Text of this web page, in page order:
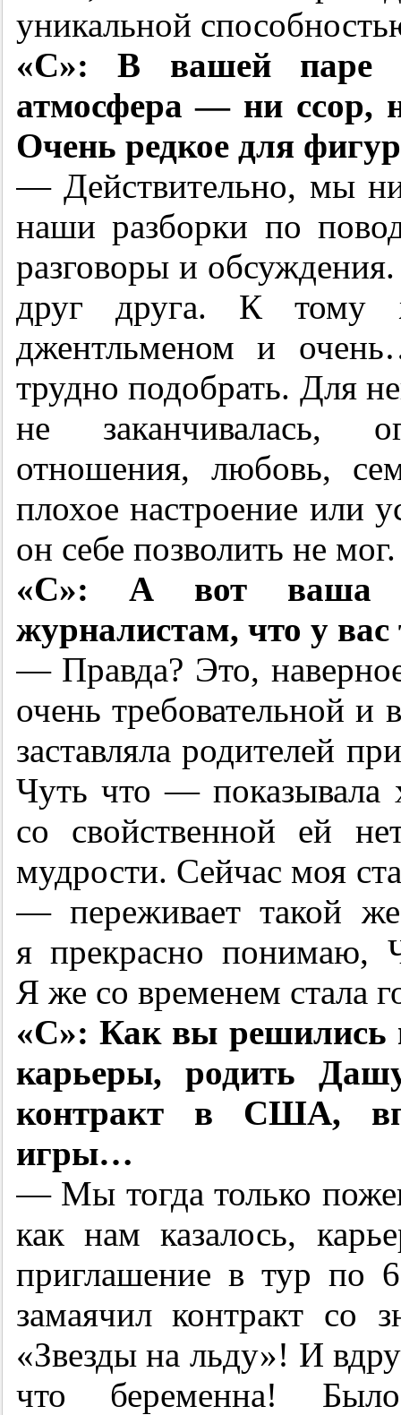
уникальной
«С»: В вашей паре
атмосфера — ни ссор,
Очень редкое для
— Действительно, мы
наши разборки по
разговоры и
друг друга. К тому
джентльменом и
трудно подобрать. Для
не заканчивалась,
отношения, любовь,
плохое настроение или
он себе позволить не мог.
«С»: А вот ваша
журналистам, что у
— Правда? Это,
очень требовательной и
заставляла родителей
Чуть что — показывала
со свойственной ей
мудрости. Сейчас моя
— переживает такой
я прекрасно
Я же со временем стала
«С»: Как вы решились
карьеры, родить
контракт в США,
игры…
— Мы тогда только
как нам казалось,
приглашение в тур по
замаячил контракт
«Звезды на льду»! И
что беременна!